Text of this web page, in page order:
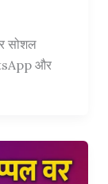
सोशल
और